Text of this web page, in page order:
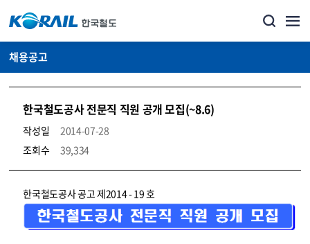
채용공고
한국철도공사 전문직 직원 공개 모집(~8.6)
작성일
2014-07-28
조회수
39,334
코레일소개_경영공시_채용공고 상세보기 – 내용, 파일, 담당자 연락처로 구성
한국철도공사 공고 제2014 - 19 호